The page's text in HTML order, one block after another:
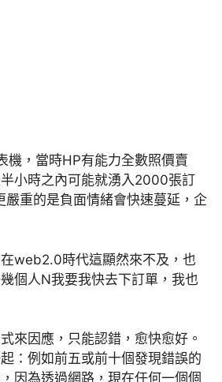
機，當時HP有能力全數照價賣
小時之內可能就湧入2000張訂
重的是負面情緒會快速蔓延，企
web2.0時代這顯然來不及，也
個人N我要我快去下訂單，我也
來因應，只能認錯，愈快愈好。
：例如前五或前十個發現錯誤的
因為透過網路，現在任何一個個